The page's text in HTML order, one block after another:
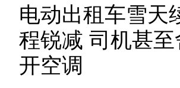
电动出租车雪天
程锐减 司机甚
开空调